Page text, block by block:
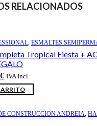
RELACIONADOS
, ESMALTES
Tropical Fiesta +
€El
precio
actual
36,06 €.
IVA Incl.
CONSTRUCCION ANDREIA,